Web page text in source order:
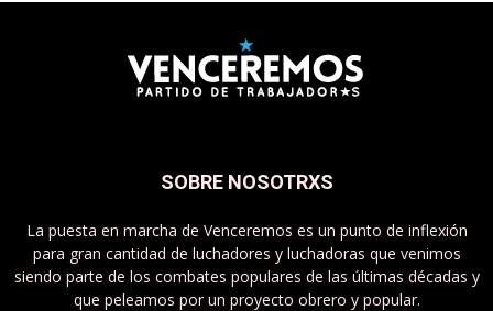
SOBRE NOSOTRXS
La puesta en marcha de Venceremos es un punto de inflexión
para gran cantidad de luchadores y luchadoras que venimos
siendo parte de los combates populares de las últimas décadas y
que peleamos por un proyecto obrero y popular.